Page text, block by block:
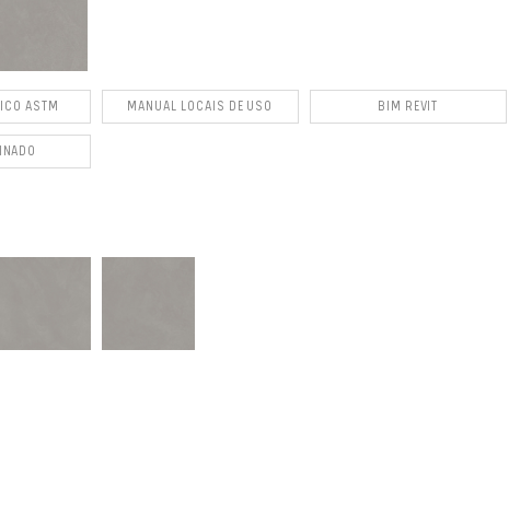
ASTM MANUAL LOCAIS DE USO BIM REVIT